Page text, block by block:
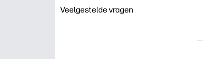
Veelgestelde vragen